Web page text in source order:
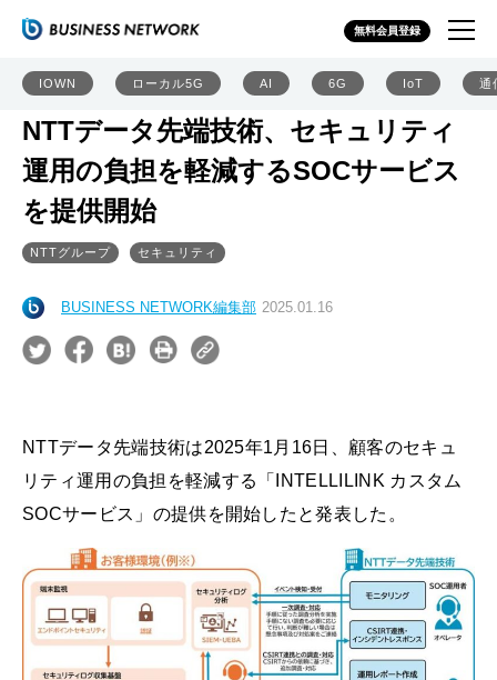
無料会員登録
IOWN ローカル5G AI 6G IoT 通
NTTデータ先端技術、セキュリティ
運用の負担を軽減するSOCサービス
を提供開始
NTTグループ セキュリティ
BUSINESS NETWORK編集部 2025.01.16
NTTデータ先端技術は2025年1月16日、顧客のセキュ
リティ運用の負担を軽減する「INTELLILINK カスタム
SOCサービス」の提供を開始したと発表した。